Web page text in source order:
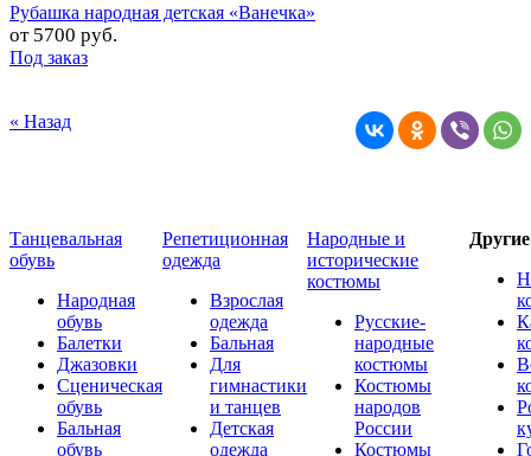
Рубашка народная детская «Ванечка»
от 5700 руб.
Под заказ
« Назад
Танцевальная
обувь
Народная
обувь
Балетки
Джазовки
Сценическая
обувь
Бальная
обувь
Репетиционная
одежда
Взрослая
одежда
Бальная
Для
гимнастики
и танцев
Детская
одежда
Народные и
исторические
костюмы
Русские-
народные
костюмы
Костюмы
народов
России
Костюмы